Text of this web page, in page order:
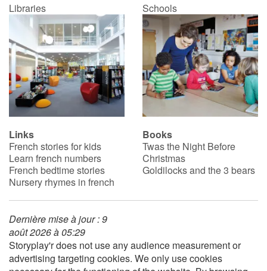
Libraries Schools
Links
French stories for kids
Learn french numbers
French bedtime stories
Nursery rhymes in french
Books
Twas the Night Before
Christmas
Goldilocks and the 3 bears
Dernière mise à jour : 9
août 2026 à 05:29
Storyplay'r does not use any audience measurement or
advertising targeting cookies. We only use cookies